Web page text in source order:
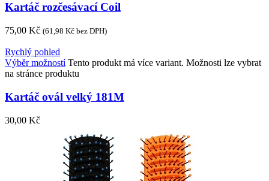
Kartáč rozčesávací Coil
75,00 Kč (61,98 Kč bez DPH)
Rychlý pohled
Výběr možností Tento produkt má více variant. Možnosti lze vybrat
na stránce produktu
Kartáč ovál velký 181M
30,00 Kč